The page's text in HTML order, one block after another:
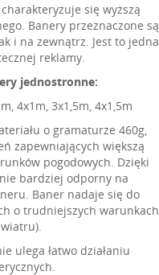
się wyższą
Banery przeznaczone są
i na zewnątrz. Jest to jedna
reklamy.
jednostronne:
4x1m, 3x1,5m, 4x1,5m
o gramaturze 460g,
zapewniających większą
pogodowych. Dzięki
bardziej odporny na
Baner nadaje się do
o trudniejszych warunkach
ulega łatwo działaniu